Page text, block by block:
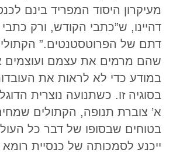
מעיקרון היסוד המפריד בינם
דהיינו, ש”כתבי הקודש, ורק
דתם של הפרוטסטנטים.”
שהם מרמים את עצמם ועוצמים
במודע כדי לא לראות את
בסוגיה זו. כשתנועה נוצרית
א’ צוברת תנופה, הקתולים
בטוחים שבסופו של דבר כל
ייכנע לסמכותה של כנסיית